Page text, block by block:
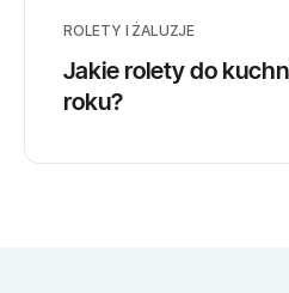
ROLETY I ŻALUZJE
Jakie rolety do
roku?